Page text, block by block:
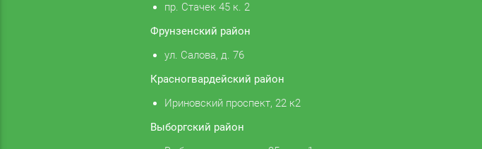
пр. Стачек 45 к. 2
Фрунзенский район
ул. Салова, д. 76
Красногвардейский район
Ириновский проспект, 22 к2
Выборгский район